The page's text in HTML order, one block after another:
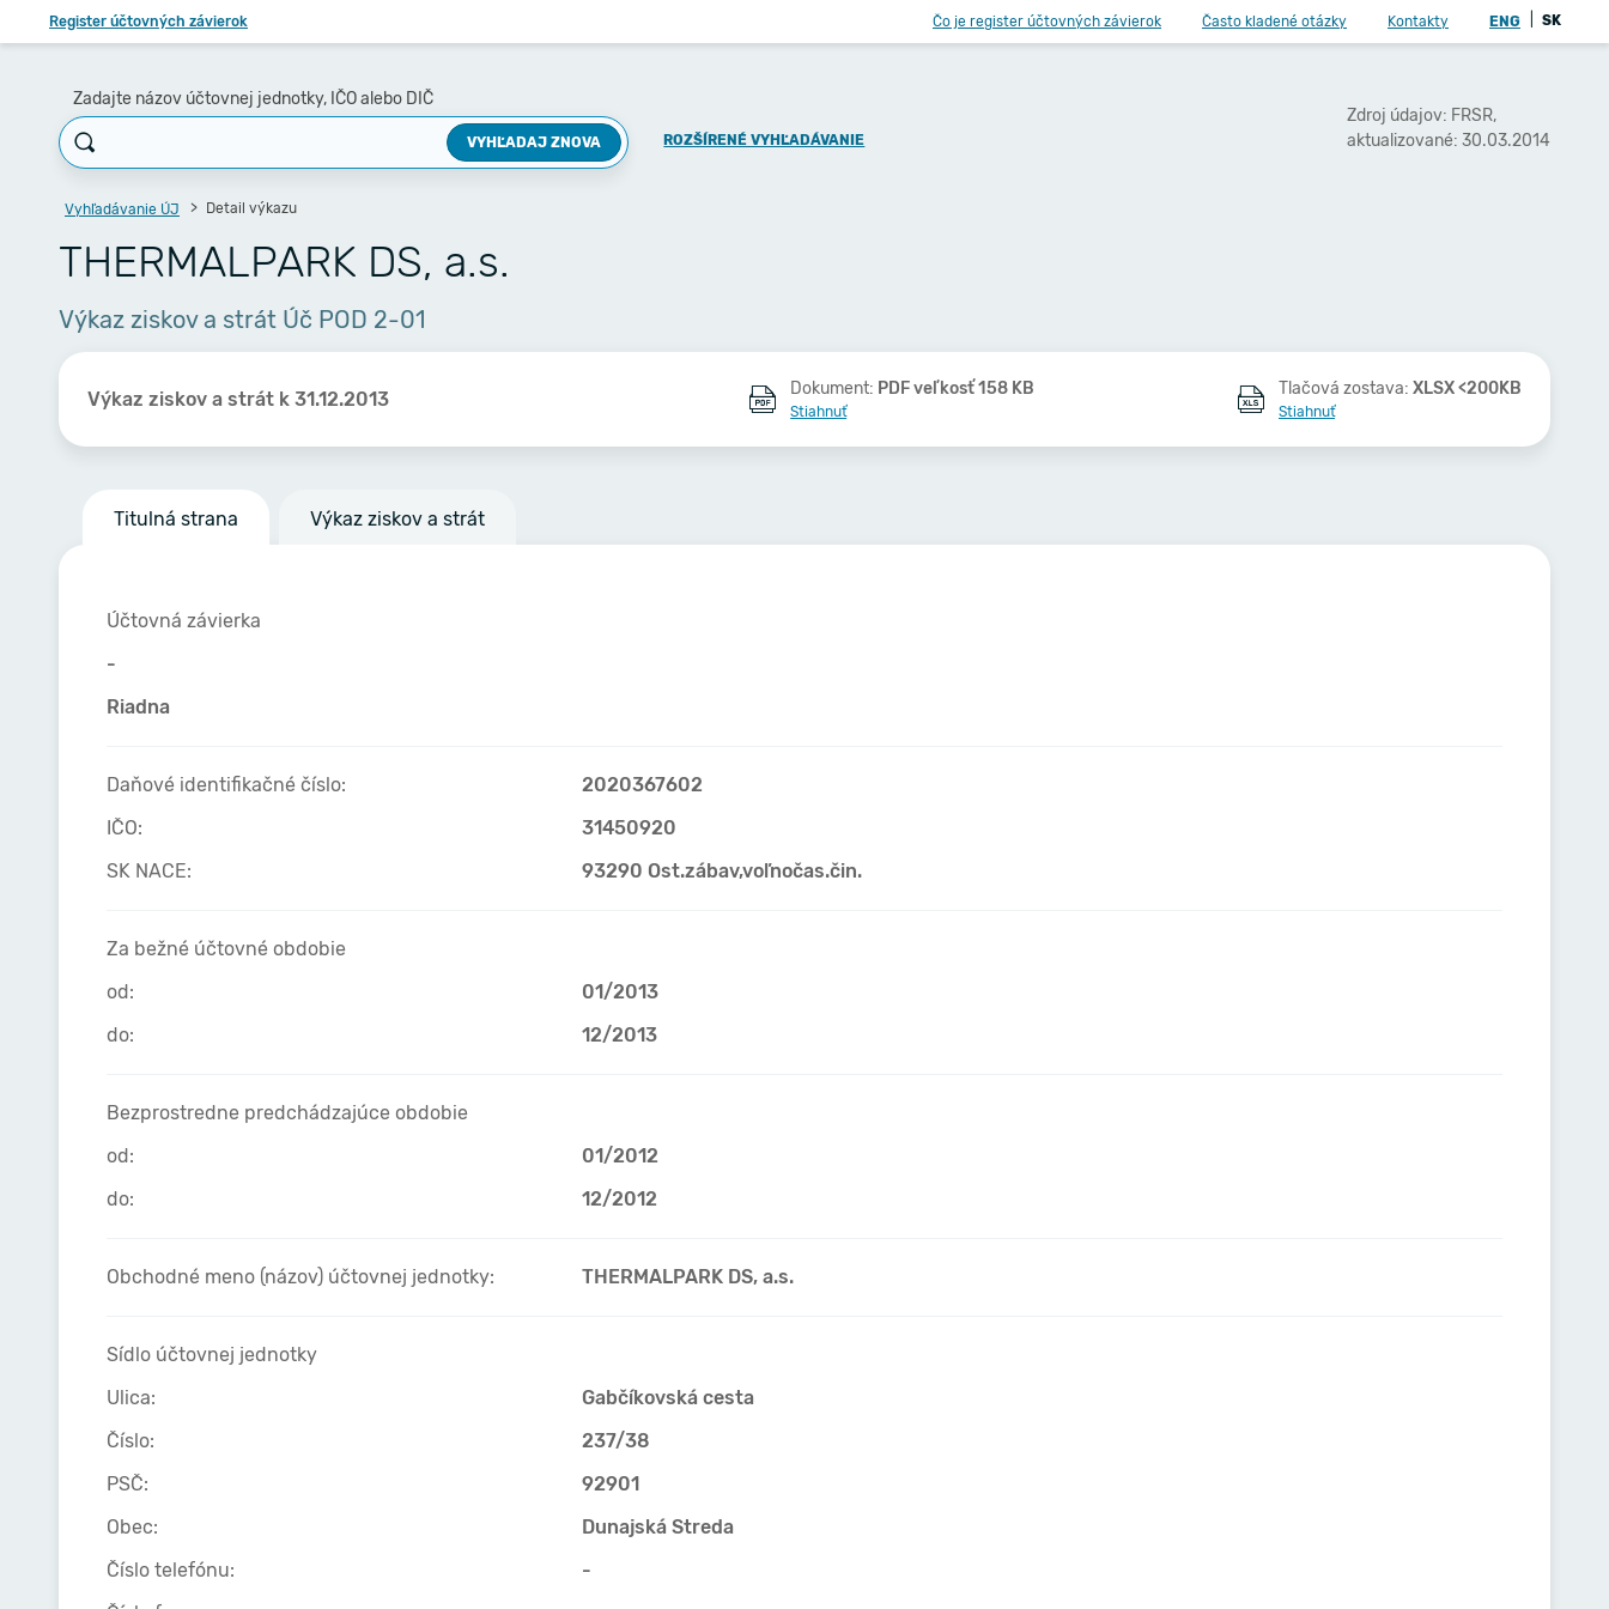
Register účtovných závierok Čo je register účtovných závierok Často kladené otázky Kontakty ENG SK
Zadajte názov účtovnej jednotky, IČO alebo DIČ
VYHĽADAJ ZNOVA ROZŠÍRENÉ VYHĽADÁVANIE
Zdroj údajov: FRSR,
aktualizované: 30.03.2014
Vyhľadávanie ÚJ Detail výkazu
THERMALPARK DS, a.s.
Výkaz ziskov a strát Úč POD 2-01
Výkaz ziskov a strát k 31.12.2013 Dokument: PDF veľkosť 158 KB
Stiahnuť
Tlačová zostava: XLSX <200KB
Stiahnuť
Titulná strana Výkaz ziskov a strát
Účtovná závierka
-
Riadna
Daňové identifikačné číslo:
2020367602
IČO:
31450920
SK NACE:
93290 Ost.zábav,voľnočas.čin.
Za bežné účtovné obdobie
od:
01/2013
do:
12/2013
Bezprostredne predchádzajúce obdobie
od:
01/2012
do:
12/2012
Obchodné meno (názov) účtovnej jednotky: THERMALPARK DS, a.s.
Sídlo účtovnej jednotky
Ulica:
Gabčíkovská cesta
Číslo:
237/38
PSČ:
92901
Obec:
Dunajská Streda
Číslo telefónu:
-